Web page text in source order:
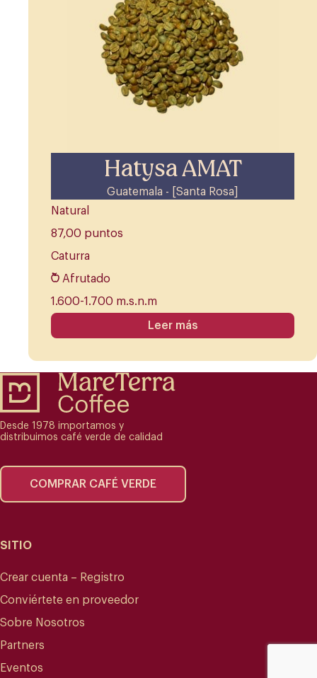
Hatysa AMAT
Guatemala - [Santa Rosa]
Natural
87,00 puntos
Caturra
Afrutado
1.600-1.700 m.s.n.m
Leer más
Desde 1978 importamos y
distribuimos café verde de calidad
COMPRAR CAFÉ VERDE
SITIO
Crear cuenta – Registro
Conviértete en proveedor
Sobre Nosotros
Partners
Eventos